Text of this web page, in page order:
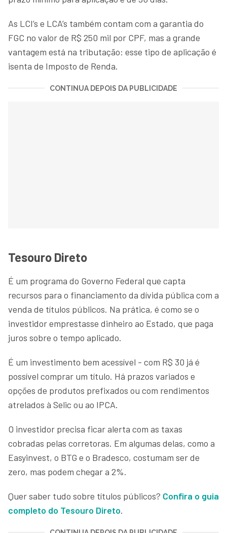
As LCI’s e LCA’s também contam com a garantia do
FGC no valor de R$ 250 mil por CPF, mas a grande
vantagem está na tributação: esse tipo de aplicação é
isenta de Imposto de Renda.
CONTINUA DEPOIS DA PUBLICIDADE
Tesouro Direto
É um programa do Governo Federal que capta
recursos para o financiamento da dívida pública com a
venda de títulos públicos. Na prática, é como se o
investidor emprestasse dinheiro ao Estado, que paga
juros sobre o tempo aplicado.
É um investimento bem acessível - com R$ 30 já é
possível comprar um título. Há prazos variados e
opções de produtos prefixados ou com rendimentos
atrelados à Selic ou ao IPCA.
O investidor precisa ficar alerta com as taxas
cobradas pelas corretoras. Em algumas delas, como a
Easyinvest, o BTG e o Bradesco, costumam ser de
zero, mas podem chegar a 2%.
Quer saber tudo sobre títulos públicos? Confira o guia
completo do Tesouro Direto.